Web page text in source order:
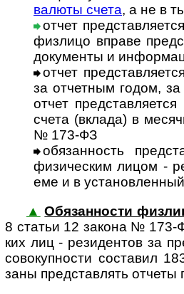
валюты счета, а не в
отчет
физ­лицо вправе
доку­ме­нты и
отчет
за отчет­ным годом,
отчет
счета (вкла­да) в
№ 173-ФЗ
обязанность
физи­чес­ким лицом -
еме и в
▲ Обязанности
8 ста­тьи 12 закона №
ких лиц - рези­ден­тов за
сово­куп­но­сти соста­вил
заны пред­став­лять